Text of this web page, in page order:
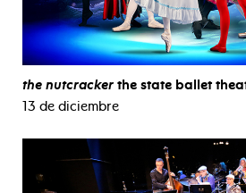
the nutcracker the state ballet
13 de diciembre